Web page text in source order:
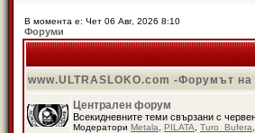
В момента е: Чет 06 Авг, 2026 8:10
Форуми
www.ULTRASLOKO.com -Форумът
Централен форум
Всекидневните теми свързани с
Модератори Metala PILATA Turo_Bufera